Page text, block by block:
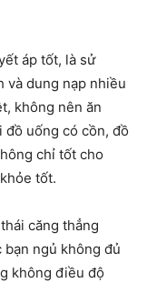
áp tốt, là sử
và dung nạp nhiều
không nên ăn
đồ uống có cồn, đồ
chỉ tốt cho
tốt.
căng thẳng
ngủ không đủ
không điều độ